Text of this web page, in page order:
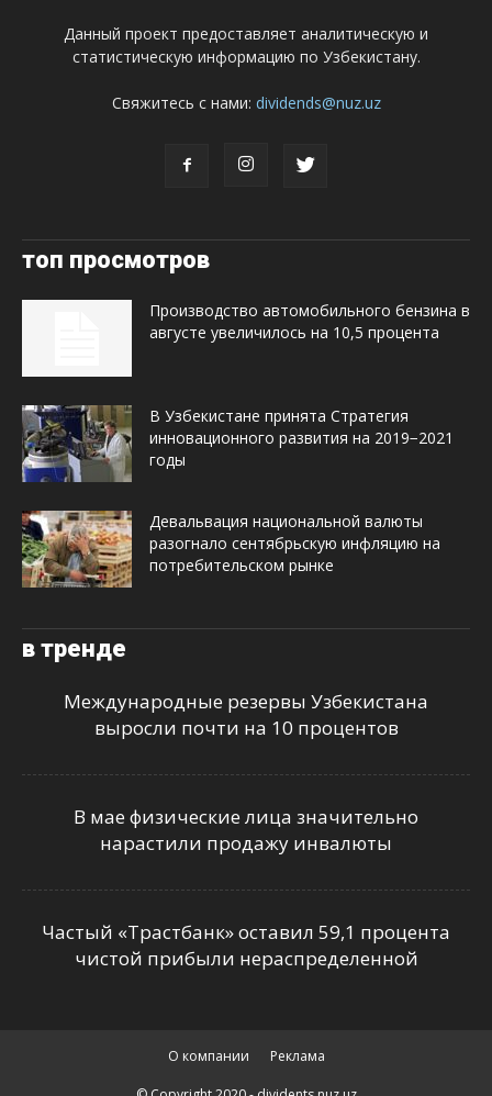
Данный проект предоставляет аналитическую и
статистическую информацию по Узбекистану.
Свяжитесь с нами: dividends@nuz.uz
топ просмотров
Производство автомобильного бензина в
августе увеличилось на 10,5 процента
В Узбекистане принята Стратегия
инновационного развития на 2019−2021
годы
Девальвация национальной валюты
разогнало сентябрьскую инфляцию на
потребительском рынке
в тренде
Международные резервы Узбекистана
выросли почти на 10 процентов
В мае физические лица значительно
нарастили продажу инвалюты
Частый «Трастбанк» оставил 59,1 процента
чистой прибыли нераспределенной
О компании Реклама